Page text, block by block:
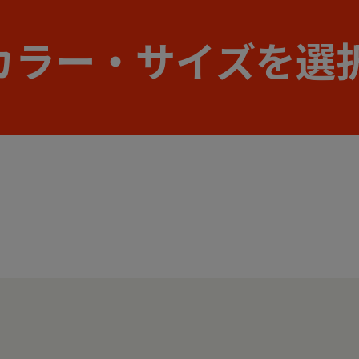
ラー・サイズを選